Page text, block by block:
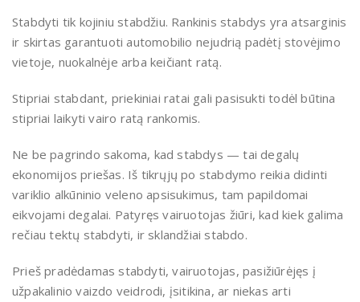
Stabdyti tik kojiniu stabdžiu. Rankinis stabdys yra atsarginis
ir skirtas garantuoti automobilio nejudrią padėtį stovėjimo
vietoje, nuokalnėje arba keičiant ratą.
Stipriai stabdant, priekiniai ratai gali pasisukti todėl būtina
stipriai laikyti vairo ratą rankomis.
Ne be pagrindo sakoma, kad stabdys — tai degalų
ekonomijos priešas. Iš tikrųjų po stabdymo reikia didinti
variklio alkūninio veleno apsisukimus, tam papildomai
eikvojami degalai. Patyręs vairuotojas žiūri, kad kiek galima
rečiau tektų stabdyti, ir sklandžiai stabdo.
Prieš pradėdamas stabdyti, vairuotojas, pasižiūrėjęs į
užpakalinio vaizdo veidrodi, įsitikina, ar niekas arti